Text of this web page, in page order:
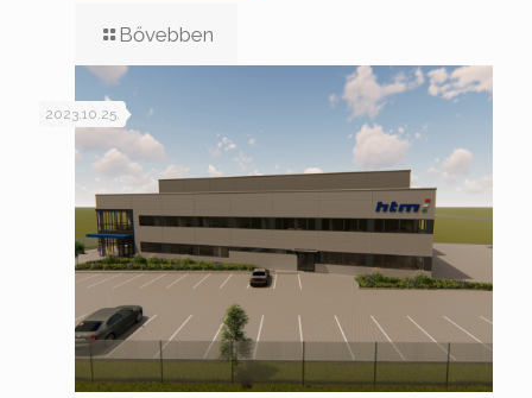
Bővebben
2023.10.25.